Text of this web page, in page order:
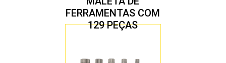
FERRAMENTAS COM
129 PEÇAS